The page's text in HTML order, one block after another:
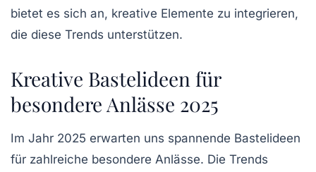
bietet es sich an, kreative Elemente zu integrieren,
die diese Trends unterstützen.
Kreative Bastelideen für
besondere Anlässe 2025
Im Jahr 2025 erwarten uns spannende Bastelideen
für zahlreiche besondere Anlässe. Die Trends